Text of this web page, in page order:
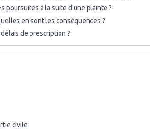
poursuites à la suite d'une plainte ?
en sont les conséquences ?
de prescription ?
civile